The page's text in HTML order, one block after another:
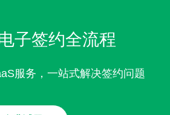
子签约全流程
服务，一站式解决签约问题